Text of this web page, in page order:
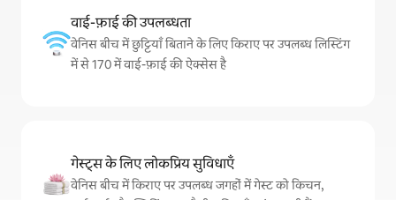
वाई-फ़ाई की उपलब्धता
वेनिस बीच में छुट्टियाँ बिताने के लिए किराए पर उपलब्ध लिस्टिंग
में से 170 में वाई-फ़ाई की ऐक्सेस है
गेस्ट्स के लिए लोकप्रिय सुविधाएँ
वेनिस बीच में किराए पर उपलब्ध जगहों में गेस्ट को किचन,